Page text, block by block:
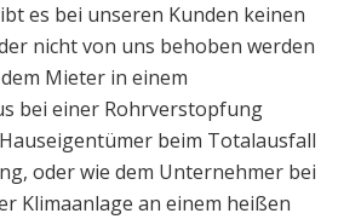
es bei unseren Kunden keinen
nicht von uns behoben werden
Mieter in einem
bei einer Rohrverstopfung
beim Totalausfall
oder wie dem Unternehmer bei
Klimaanlage an einem heißen